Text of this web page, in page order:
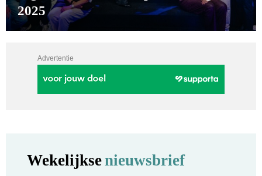
2025
Advertentie
Wekelijksenieuwsbrief